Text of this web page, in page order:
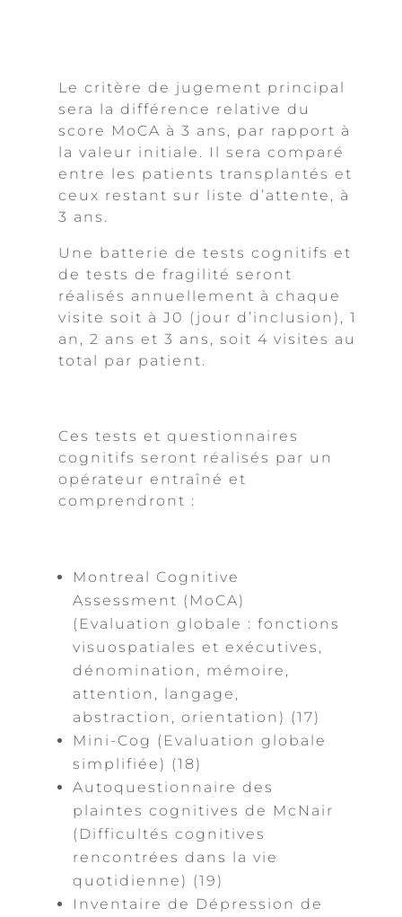
Le critère de jugement principal
sera la différence relative du
score MoCA à 3 ans, par rapport à
la valeur initiale. Il sera comparé
entre les patients transplantés et
ceux restant sur liste d’attente, à
3 ans.
Une batterie de tests cognitifs et
de tests de fragilité seront
réalisés annuellement à chaque
visite soit à J0 (jour d’inclusion), 1
an, 2 ans et 3 ans, soit 4 visites au
total par patient.
Ces tests et questionnaires
cognitifs seront réalisés par un
opérateur entraîné et
comprendront :
Montreal Cognitive
Assessment (MoCA)
(Evaluation globale : fonctions
visuospatiales et exécutives,
dénomination, mémoire,
attention, langage,
abstraction, orientation) (17)
Mini-Cog (Evaluation globale
simplifiée) (18)
Autoquestionnaire des
plaintes cognitives de McNair
(Difficultés cognitives
rencontrées dans la vie
quotidienne) (19)
Inventaire de Dépression de